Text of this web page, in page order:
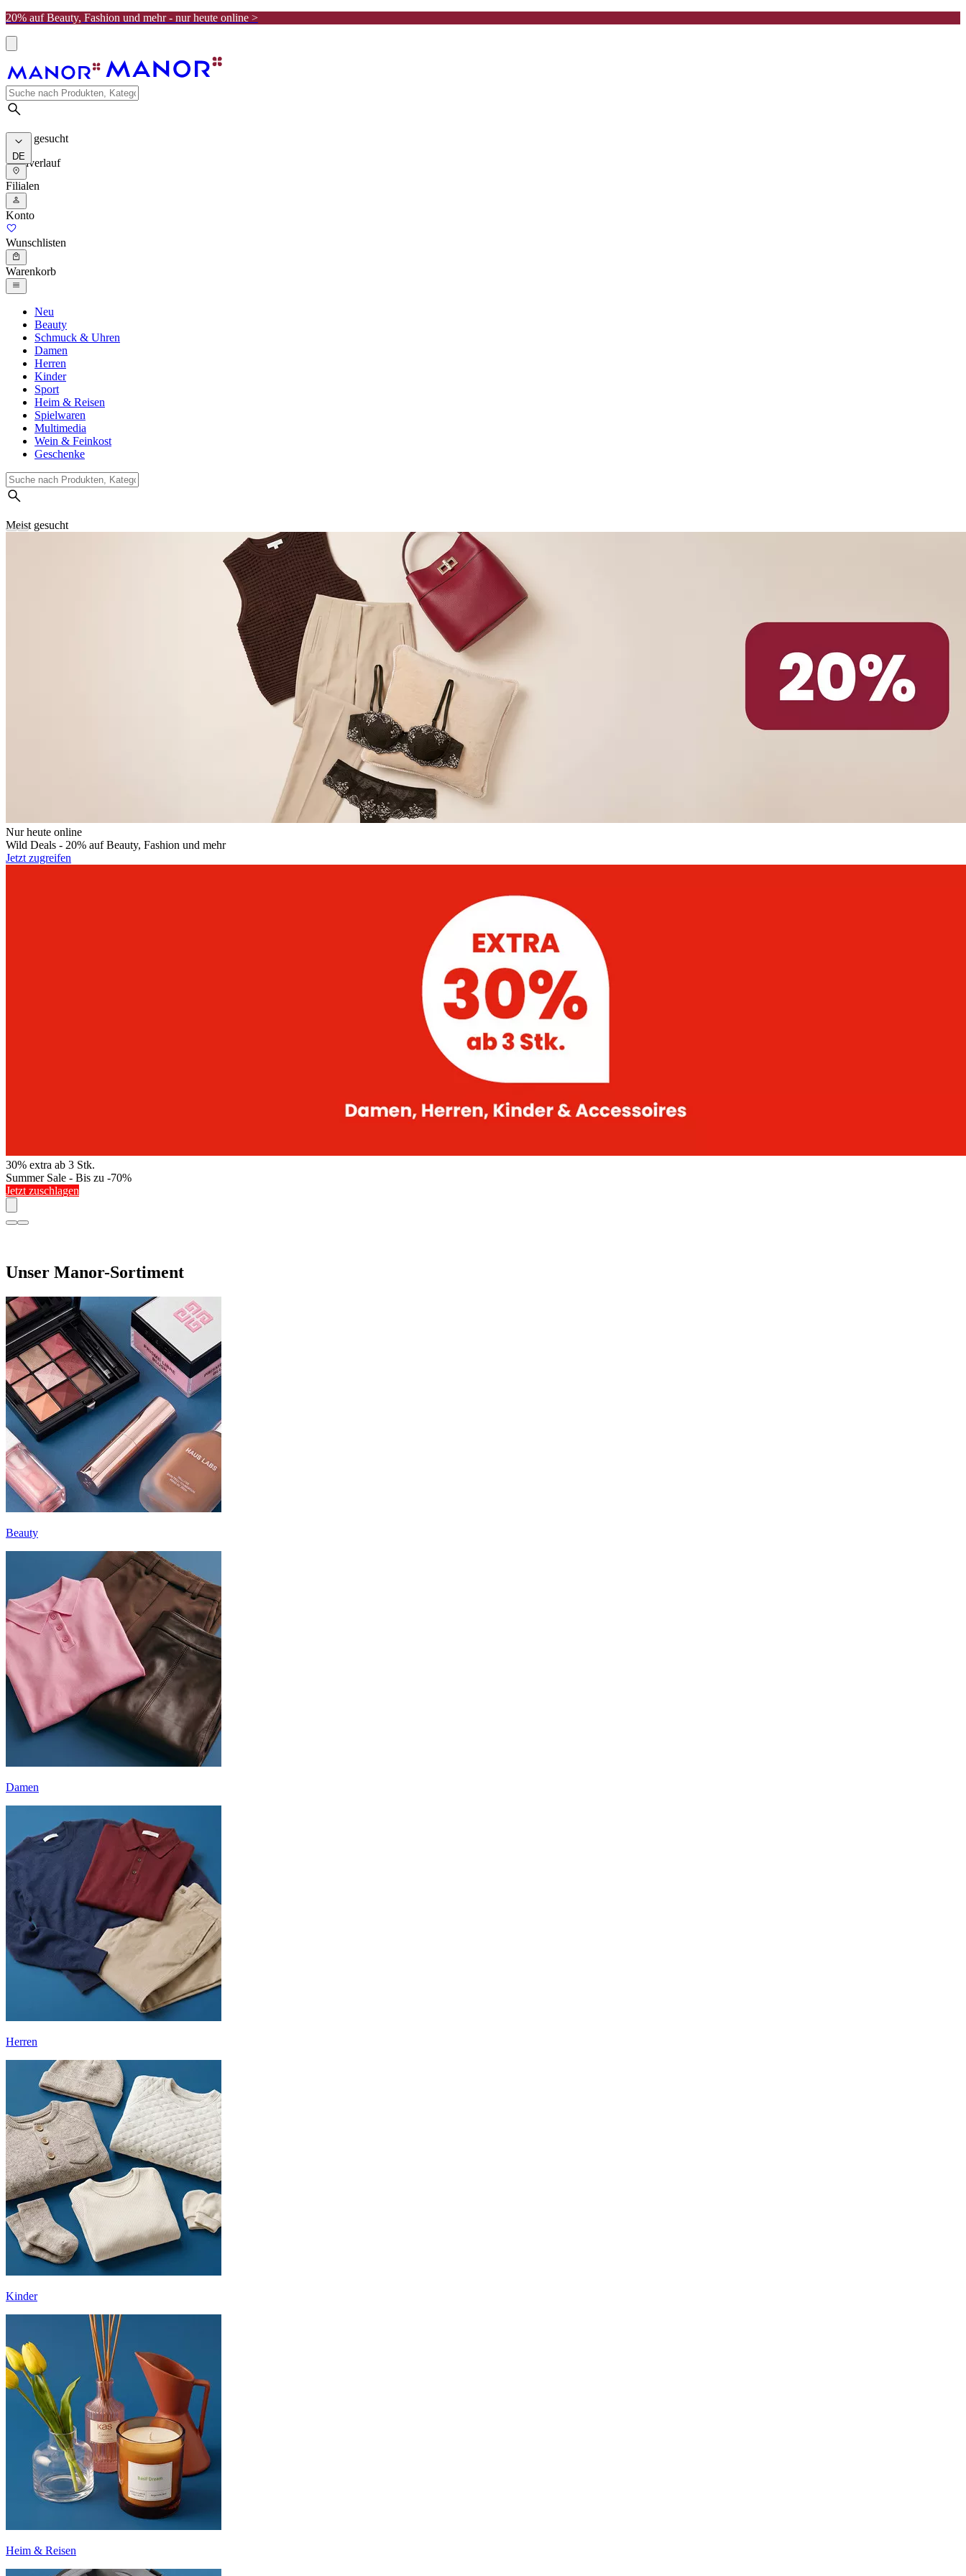
20% auf Beauty, Fashion und mehr - nur heute online >
Meist gesucht
Suchverlauf
DE
Filialen
Konto
Wunschlisten
Warenkorb
Neu
Beauty
Schmuck & Uhren
Damen
Herren
Kinder
Sport
Heim & Reisen
Spielwaren
Multimedia
Wein & Feinkost
Geschenke
Meist gesucht
Nur heute online
Wild Deals - 20% auf Beauty, Fashion und mehr
Jetzt zugreifen
30% extra ab 3 Stk.
Summer Sale - Bis zu -70%
Jetzt zuschlagen
Unser Manor-Sortiment
Beauty
Damen
Herren
Kinder
Heim & Reisen